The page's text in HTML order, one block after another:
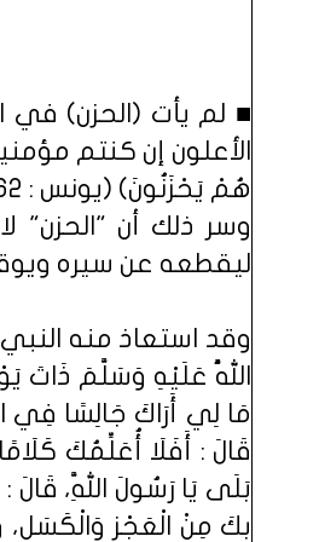
■ لم يأت (الحزن) في
هُمْ يَحْزَنُونَ) (يونس : 62).
وسر ذلك أن "الحزن"
ليقطعه عن سيره
وقد استعاذ منه
اللَّهُ عَلَيْهِ وَسَلَّمَ ذَاتَ
مَا لِي أَرَاكَ جَالِسًا فِي
قَالَ : أَفَلَا أُعَلِّمُكَ
بَلَى يَا رَسُولَ اللَّهِ،
بِكَ مِنْ الْعَجْزِ وَالْكَسَلِ،